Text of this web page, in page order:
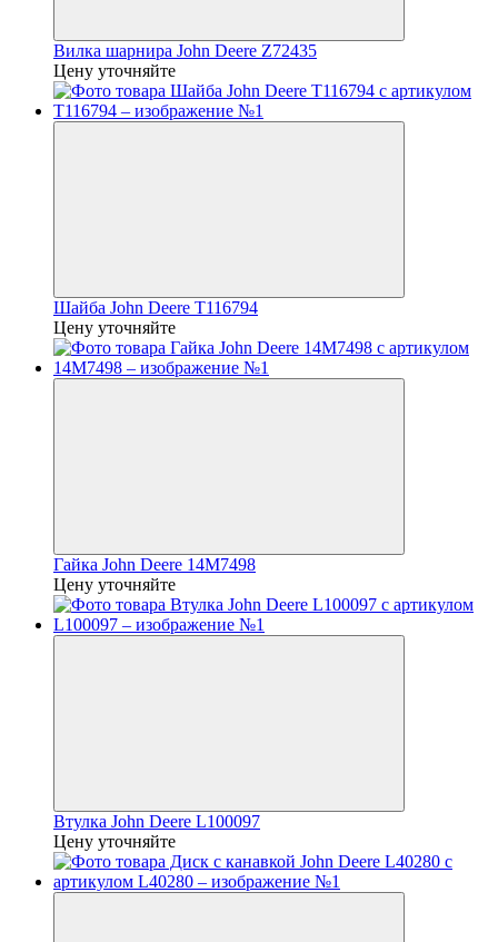
Вилка шарнира John Deere Z72435
Цену уточняйте
Шайба John Deere T116794
Цену уточняйте
Гайка John Deere 14M7498
Цену уточняйте
Втулка John Deere L100097
Цену уточняйте